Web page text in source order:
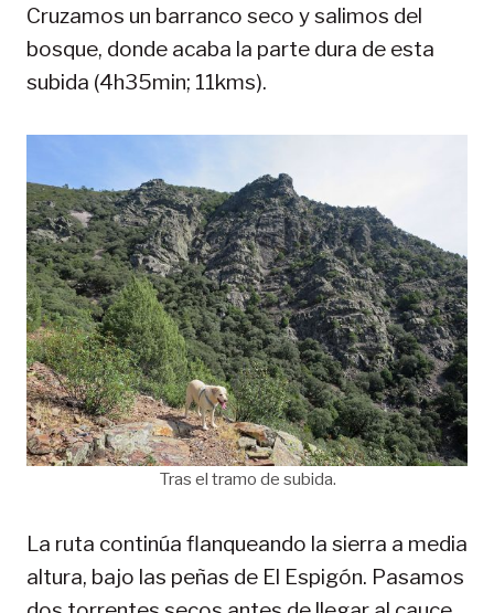
Cruzamos un barranco seco y salimos del
bosque, donde acaba la parte dura de esta
subida (4h35min; 11kms).
Tras el tramo de subida.
La ruta continúa flanqueando la sierra a media
altura, bajo las peñas de El Espigón. Pasamos